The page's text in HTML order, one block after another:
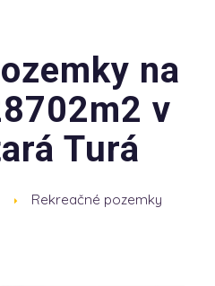
na
v
Turá
Rekreačné pozemky